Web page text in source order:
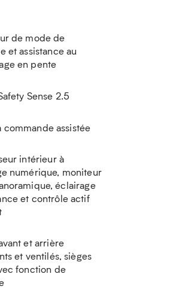
de mode de
et assistance au
en pente
Sense 2.5
commande assistée
intérieur à
numérique, moniteur
éclairage
et contrôle actif
et arrière
et ventilés, sièges
fonction de